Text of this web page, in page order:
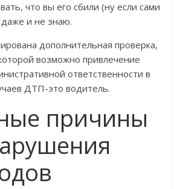
что вы его сбили (ну если сами
и не знаю.
дополнительная проверка,
возможно привлечение
ответственности в
ДТП-это водитель.
причины